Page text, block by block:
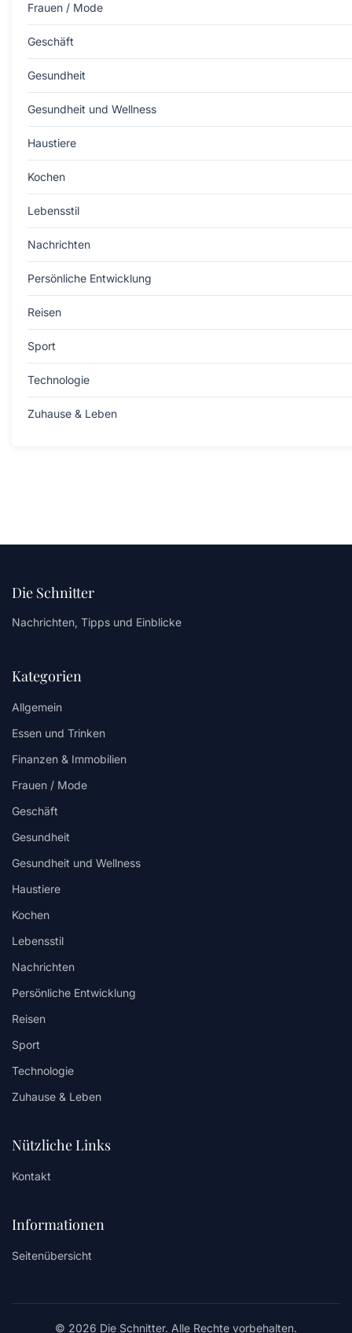
Frauen / Mode
Geschäft
Gesundheit
Gesundheit und Wellness
Haustiere
Kochen
Lebensstil
Nachrichten
Persönliche Entwicklung
Reisen
Sport
Technologie
Zuhause & Leben
Die Schnitter
Nachrichten, Tipps und Einblicke
Kategorien
Allgemein
Essen und Trinken
Finanzen & Immobilien
Frauen / Mode
Geschäft
Gesundheit
Gesundheit und Wellness
Haustiere
Kochen
Lebensstil
Nachrichten
Persönliche Entwicklung
Reisen
Sport
Technologie
Zuhause & Leben
Nützliche Links
Kontakt
Informationen
Seitenübersicht
© 2026 Die Schnitter. Alle Rechte vorbehalten.